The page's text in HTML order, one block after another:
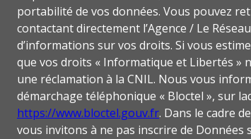
portabilité de vos données. Vous pouvez
contactant directement l’Agence / Le
d’informations sur vos droits. Si vous
que vos droits « Informatique et Libertés »
une réclamation à la CNIL. Nous vous
démarchage téléphonique « Bloctel », sur
https://www.bloctel.gouv.fr. Dans le cadre
vous invitons à ne pas inscrire de Données